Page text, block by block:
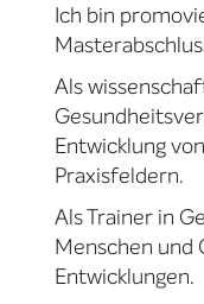
Ich bin
Als
Entwicklung
Praxisfeldern.
Als Trainer in
Menschen und
Entwicklungen.